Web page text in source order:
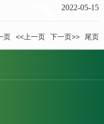
2022-05-15
页 <<上一页 下一页>> 尾页